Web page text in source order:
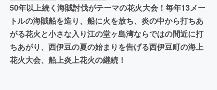
50年以上続く海賊討伐がテーマの花火大会！毎年13メー
トルの海賊船を造り、船に火を放ち、炎の中から打ちあ
がる花火と小さな入り江の堂ヶ島湾ならではの間近に打
ちあがり、西伊豆の夏の始まりを告げる西伊豆町の海上
花火大会、船上炎上花火の継続！